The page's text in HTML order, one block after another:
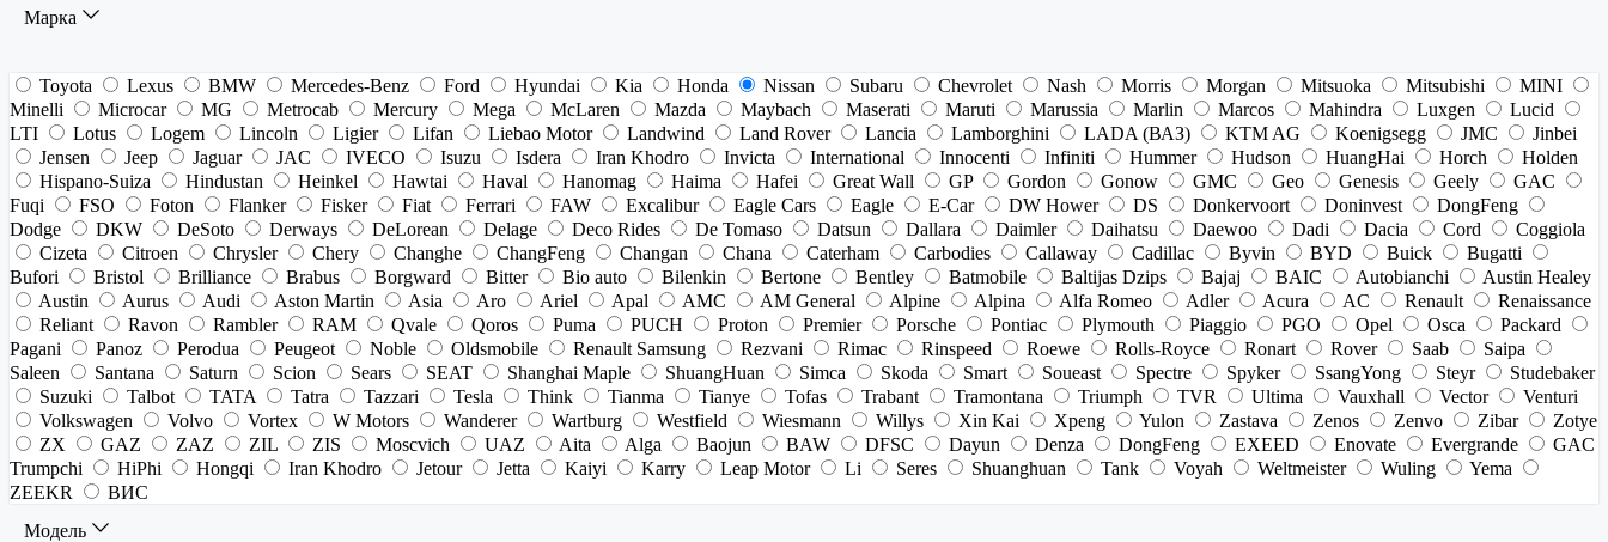
Марка
Toyota Lexus BMW Mercedes-Benz Ford Hyundai Kia Honda Nissan Subaru Chevrolet Nash Morris Morgan Mitsuoka Mitsubishi
MINI
Minelli
Microcar MG Metrocab Mercury Mega McLaren Mazda Maybach Maserati Maruti Marussia Marlin Marcos Mahindra Luxgen
Lucid
LTI
Lotus Logem Lincoln Ligier Lifan Liebao Motor Landwind Land Rover Lancia Lamborghini LADA (ВАЗ) KTM AG Koenigsegg JMC
Jinbei
Jensen
Jeep Jaguar JAC IVECO Isuzu Isdera Iran Khodro Invicta International Innocenti Infiniti Hummer Hudson HuangHai Horch
Holden
Hispano-Suiza
Hindustan Heinkel Hawtai Haval Hanomag Haima Hafei Great Wall GP Gordon Gonow GMC Geo Genesis Geely
GAC
Fuqi
FSO Foton Flanker Fisker Fiat Ferrari FAW Excalibur Eagle Cars Eagle E-Car DW Hower DS Donkervoort Doninvest
DongFeng
Dodge
DKW DeSoto Derways DeLorean Delage Deco Rides De Tomaso Datsun Dallara Daimler Daihatsu Daewoo Dadi Dacia Cord
Coggiola
Cizeta
Citroen Chrysler Chery Changhe ChangFeng Changan Chana Caterham Carbodies Callaway Cadillac Byvin BYD Buick
Bugatti
Bufori
Bristol Brilliance Brabus Borgward Bitter Bio auto Bilenkin Bertone Bentley Batmobile Baltijas Dzips Bajaj BAIC Autobianchi
Austin Healey
Austin
Aurus Audi Aston Martin Asia Aro Ariel Apal AMC AM General Alpine Alpina Alfa Romeo Adler Acura AC Renault
Renaissance
Reliant
Ravon Rambler RAM Qvale Qoros Puma PUCH Proton Premier Porsche Pontiac Plymouth Piaggio PGO Opel Osca
Packard
Pagani
Panoz Perodua Peugeot Noble Oldsmobile Renault Samsung Rezvani Rimac Rinspeed Roewe Rolls-Royce Ronart Rover Saab
Saipa
Saleen
Santana Saturn Scion Sears SEAT Shanghai Maple ShuangHuan Simca Skoda Smart Soueast Spectre Spyker SsangYong Steyr
Studebaker
Suzuki
Talbot TATA Tatra Tazzari Tesla Think Tianma Tianye Tofas Trabant Tramontana Triumph TVR Ultima Vauxhall Vector
Venturi
Volkswagen
Volvo Vortex W Motors Wanderer Wartburg Westfield Wiesmann Willys Xin Kai Xpeng Yulon Zastava Zenos Zenvo Zibar
Zotye
ZX
GAZ ZAZ ZIL ZIS Moscvich UAZ Aita Alga Baojun BAW DFSC Dayun Denza DongFeng EXEED Enovate Evergrande
GAC
Trumpchi
HiPhi Hongqi Iran Khodro Jetour Jetta Kaiyi Karry Leap Motor Li Seres Shuanghuan Tank Voyah Weltmeister Wuling
Yema
ZEEKR
ВИС
Модель